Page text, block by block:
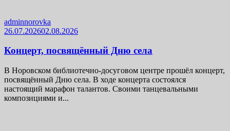
adminnorovka
26.07.202602.08.2026
Концерт, посвящённый Дню села
В Норовском библиотечно-досуговом центре прошёл концерт,
посвящённый Дню села. В ходе концерта состоялся
настоящий марафон талантов. Своими танцевальными
композициями и...